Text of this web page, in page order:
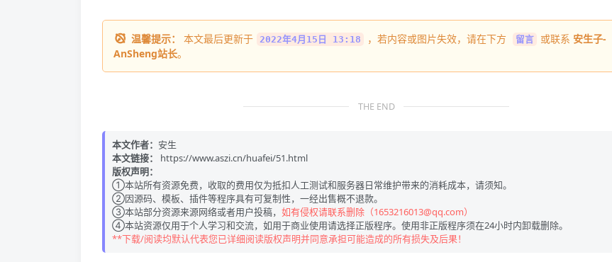
温馨提示： 本文最后更新于 2022年4月15日 13:18 ，若内容或图片失效，请在下方 留言 或联系 安生子-
AnSheng站长。
THE END
本文作者： 安生
本文链接：
https://www.aszi.cn/huafei/51.html
版权声明：
①本站所有资源免费，收取的费用仅为抵扣人工测试和服务器日常维护带来的消耗成本，请须知。
②因源码、模板、插件等程序具有可复制性，一经出售概不退款。
③本站部分资源来源网络或者用户投稿， 如有侵权请联系删除（1653216013@qq.com）
④本站资源仅用于个人学习和交流，如用于商业使用请选择正版程序。使用非正版程序须在24小时内卸载删除。
**下载/阅读均默认代表您已详细阅读版权声明并同意承担可能造成的所有损失及后果！